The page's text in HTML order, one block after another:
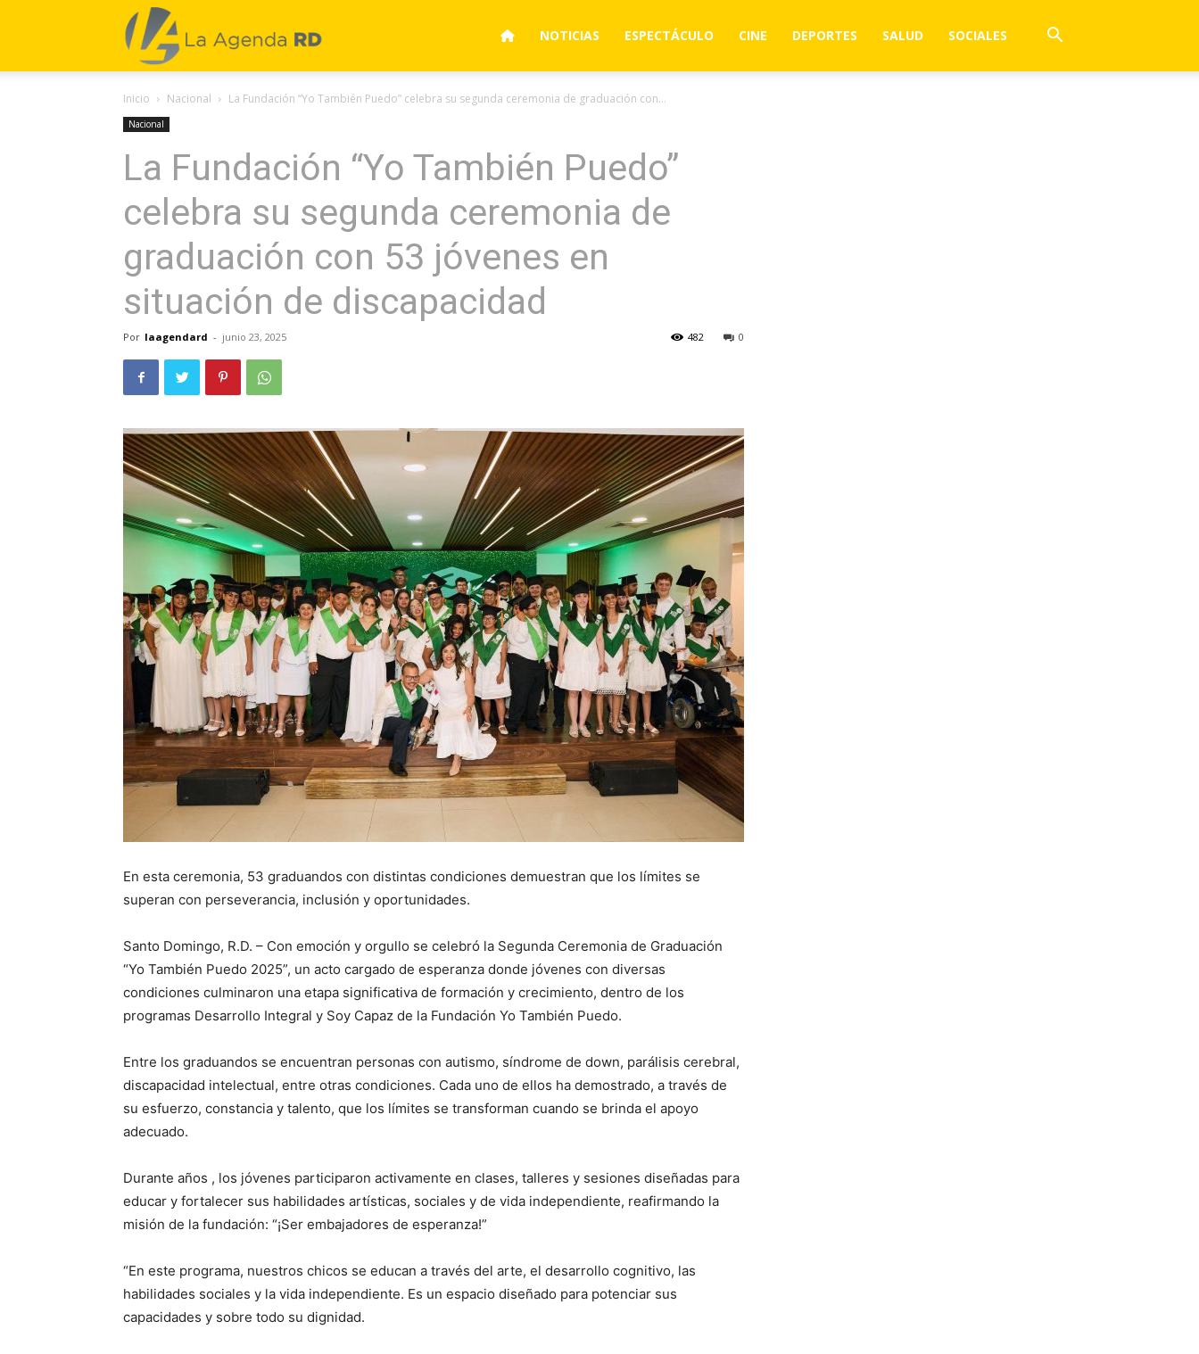
La
Agenda
RD
NOTICIAS ESPECTÁCULO CINE DEPORTES SALUD SOCIALES
Inicio Nacional La Fundación “Yo También Puedo” celebra su segunda ceremonia de graduación con...
Nacional
La Fundación “Yo También Puedo”
celebra su segunda ceremonia de
graduación con 53 jóvenes en
situación de discapacidad
Por laagendard - junio 23, 2025 0
482
En esta ceremonia, 53 graduandos con distintas condiciones demuestran que los límites se
superan con perseverancia, inclusión y oportunidades.
Santo Domingo, R.D. – Con emoción y orgullo se celebró la Segunda Ceremonia de Graduación
“Yo También Puedo 2025”, un acto cargado de esperanza donde jóvenes con diversas
condiciones culminaron una etapa significativa de formación y crecimiento, dentro de los
programas Desarrollo Integral y Soy Capaz de la Fundación Yo También Puedo.
Entre los graduandos se encuentran personas con autismo, síndrome de down, parálisis cerebral,
discapacidad intelectual, entre otras condiciones. Cada uno de ellos ha demostrado, a través de
su esfuerzo, constancia y talento, que los límites se transforman cuando se brinda el apoyo
adecuado.
Durante años , los jóvenes participaron activamente en clases, talleres y sesiones diseñadas para
educar y fortalecer sus habilidades artísticas, sociales y de vida independiente, reafirmando la
misión de la fundación: “¡Ser embajadores de esperanza!”
“En este programa, nuestros chicos se educan a través del arte, el desarrollo cognitivo, las
habilidades sociales y la vida independiente. Es un espacio diseñado para potenciar sus
capacidades y sobre todo su dignidad.